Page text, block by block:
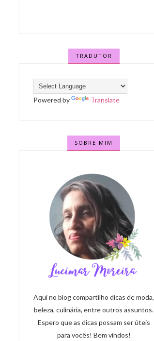
TRADUTOR
Powered by Translate
SOBRE MIM
Aqui no blog compartilho dicas de moda,
beleza, culinária, entre outros assuntos.
Espero que as dicas possam ser úteis
para vocês! Bem vindos!